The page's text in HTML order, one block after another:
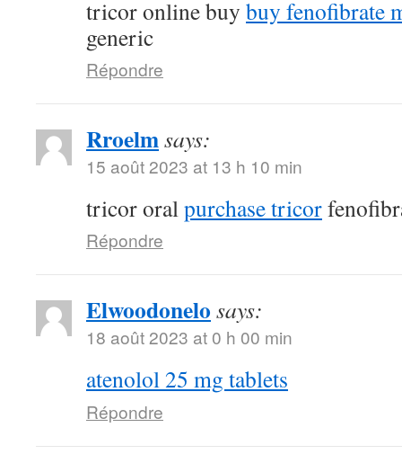
tricor online buy buy fenofibrate
generic
Répondre
Rroelmsays:
15 août 2023 at 13 h 10 min
tricor oralpurchase tricor
Répondre
Elwoodonelo says:
18 août 2023 at 0 h 00 min
atenolol 25 mg tablets
Répondre